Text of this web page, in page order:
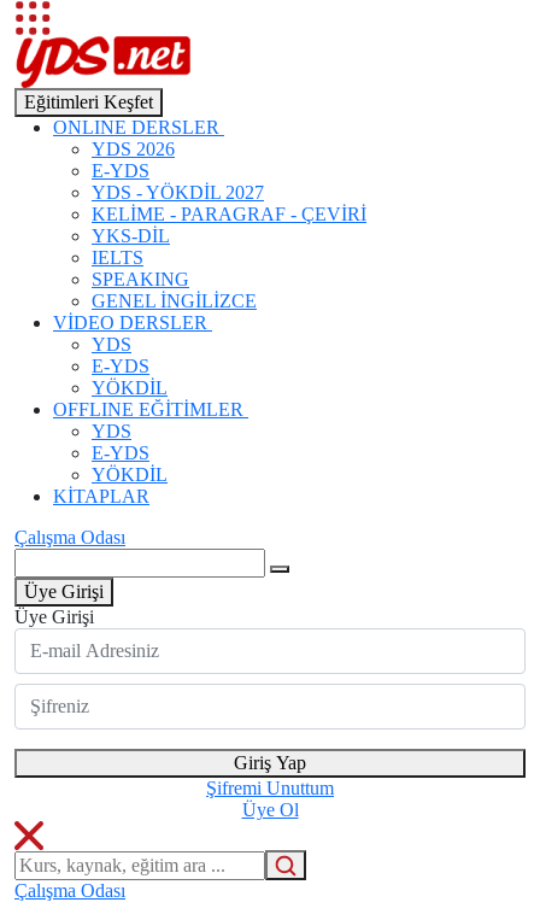
Eğitimleri Keşfet
ONLINE DERSLER
YDS 2026
E-YDS
YDS - YÖKDİL 2027
KELİME - PARAGRAF - ÇEVİRİ
YKS-DİL
IELTS
SPEAKING
GENEL İNGİLİZCE
VİDEO DERSLER
YDS
E-YDS
YÖKDİL
OFFLINE EĞİTİMLER
YDS
E-YDS
YÖKDİL
KİTAPLAR
Çalışma Odası
Üye Girişi
Üye Girişi
Giriş Yap
Şifremi Unuttum
Üye Ol
Çalışma Odası